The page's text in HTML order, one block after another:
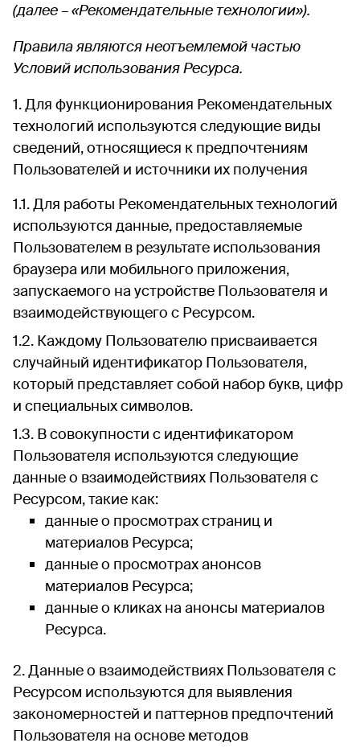
(далее – «Рекомендательные технологии»).
Правила являются неотъемлемой частью
Условий использования Ресурса.
Для функционирования Рекомендательных
технологий используются следующие виды
сведений, относящиеся к предпочтениям
Пользователей и источники их получения
Для работы Рекомендательных технологий
используются данные, предоставляемые
Пользователем в результате использования
браузера или мобильного приложения,
запускаемого на устройстве Пользователя и
взаимодействующего с Ресурсом.
Каждому Пользователю присваивается
случайный идентификатор Пользователя,
который представляет собой набор букв, цифр
и специальных символов.
В совокупности с идентификатором
Пользователя используются следующие
данные о взаимодействиях Пользователя с
Ресурсом, такие как:
данные о просмотрах страниц и
материалов Ресурса;
данные о просмотрах анонсов
материалов Ресурса;
данные о кликах на анонсы материалов
Ресурса.
Данные о взаимодействиях Пользователя с
Ресурсом используются для выявления
закономерностей и паттернов предпочтений
Пользователя на основе методов